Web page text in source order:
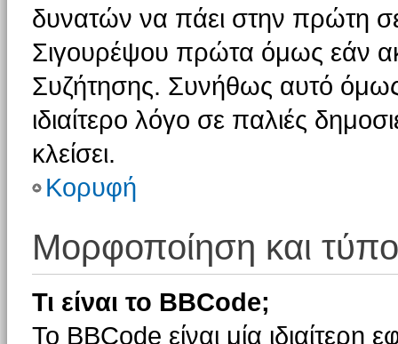
δυνατών να πάει στην πρώτη
Σιγουρέψου πρώτα όμως εάν
Συζήτησης. Συνήθως αυτό όμως
ιδιαίτερο λόγο σε παλιές
κλείσει.
Κορυφή
Μορφοποίηση και
Τι είναι το BBCode;
Το BBCode είναι μία